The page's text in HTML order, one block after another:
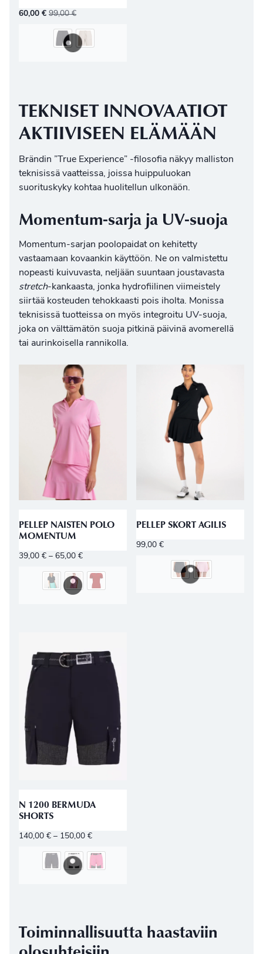
60,00 € 99,00€
TEKNISET INNOVAATIOT
AKTIIVISEEN ELÄMÄÄN
Brändin ”True Experience” -filosofia näkyy malliston
teknisissä vaatteissa, joissa huippuluokan
suorituskyky kohtaa huolitellun ulkonäön.
Momentum-sarja ja UV-suoja
Momentum-sarjan poolopaidat on kehitetty
vastaamaan kovaankin käyttöön. Ne on valmistettu
nopeasti kuivuvasta, neljään suuntaan joustavasta
stretch-kankaasta, jonka hydrofiilinen viimeistely
siirtää kosteuden tehokkaasti pois iholta. Monissa
teknisissä tuotteissa on myös integroitu UV-suoja,
joka on välttämätön suoja pitkinä päivinä avomerellä
tai aurinkoisella rannikolla.
PELLEP NAISTEN POLO
MOMENTUM
39,00 € – 65,00 €
PELLEP SKORT AGILIS
99,00 €
N 1200 BERMUDA
SHORTS
140,00 € – 150,00 €
Toiminnallisuutta haastaviin